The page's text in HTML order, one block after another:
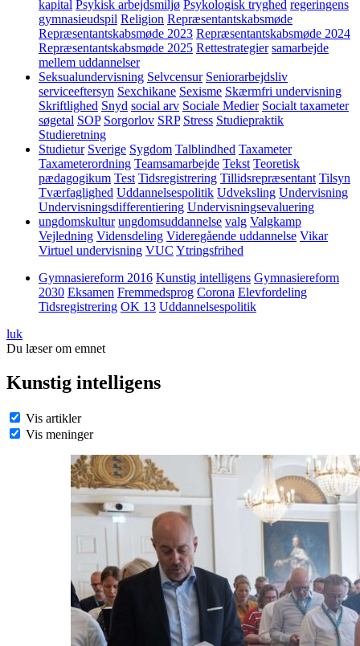
kapital Psykisk arbejdsmiljø Psykologisk tryghed regeringens
gymnasieudspil Religion Repræsentantskabsmøde
Repræsentantskabsmøde 2023 Repræsentantskabsmøde 2024
Repræsentantskabsmøde 2025 Rettestrategier samarbejde
mellem uddannelser
Seksualundervisning Selvcensur Seniorarbejdsliv
serviceeftersyn Sexchikane Sexisme Skærmfri undervisning
Skriftlighed Snyd social arv Sociale Medier Socialt taxameter
søgetal SOP Sorgorlov SRP Stress Studiepraktik
Studieretning
Studietur Sverige Sygdom Talblindhed Taxameter
Taxameterordning Teamsamarbejde Tekst Teoretisk
pædagogikum Test Tidsregistrering Tillidsrepræsentant Tilsyn
Tværfaglighed Uddannelsespolitik Udveksling Undervisning
Undervisningsdifferentiering Undervisningsevaluering
ungdomskultur ungdomsuddannelse valg Valgkamp
Vejledning Vidensdeling Videregående uddannelse Vikar
Virtuel undervisning VUC Ytringsfrihed
Gymnasiereform 2016 Kunstig intelligens Gymnasiereform
2030 Eksamen Fremmedsprog Corona Elevfordeling
Tidsregistrering OK 13 Uddannelsespolitik
luk
Du læser om emnet
Kunstig intelligens
Vis artikler
Vis meninger